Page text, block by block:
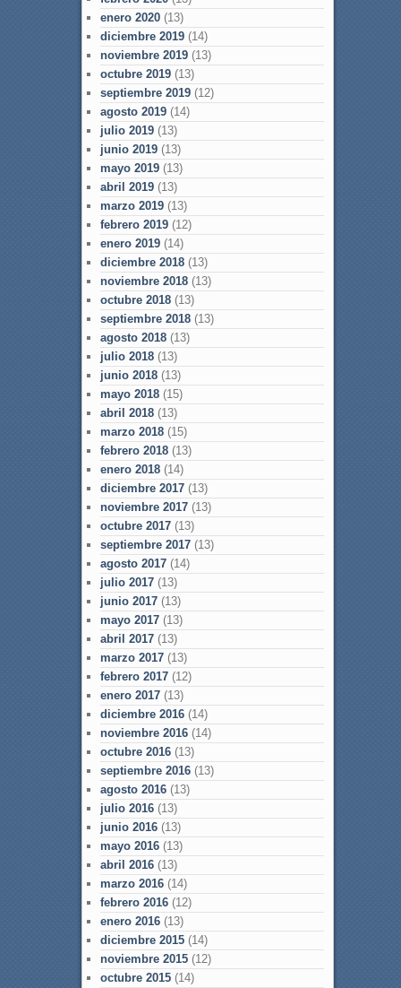
enero 2020(13)
diciembre 2019(14)
noviembre 2019(13)
octubre 2019(13)
septiembre 2019(12)
agosto 2019(14)
julio 2019(13)
junio 2019(13)
mayo 2019(13)
abril 2019(13)
marzo 2019(13)
febrero 2019(12)
enero 2019(14)
diciembre 2018(13)
noviembre 2018(13)
octubre 2018(13)
septiembre 2018(13)
agosto 2018(13)
julio 2018(13)
junio 2018(13)
mayo 2018(15)
abril 2018(13)
marzo 2018(15)
febrero 2018(13)
enero 2018(14)
diciembre 2017(13)
noviembre 2017(13)
octubre 2017(13)
septiembre 2017(13)
agosto 2017(14)
julio 2017(13)
junio 2017(13)
mayo 2017(13)
abril 2017(13)
marzo 2017(13)
febrero 2017(12)
enero 2017(13)
diciembre 2016(14)
noviembre 2016(14)
octubre 2016(13)
septiembre 2016(13)
agosto 2016(13)
julio 2016(13)
junio 2016(13)
mayo 2016(13)
abril 2016(13)
marzo 2016(14)
febrero 2016(12)
enero 2016(13)
diciembre 2015(14)
noviembre 2015(12)
octubre 2015(14)